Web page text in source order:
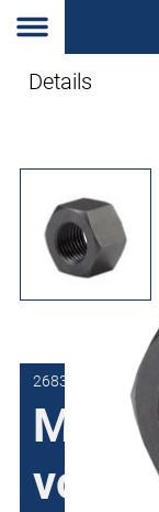
Details
2683-0000-00-12
Moer